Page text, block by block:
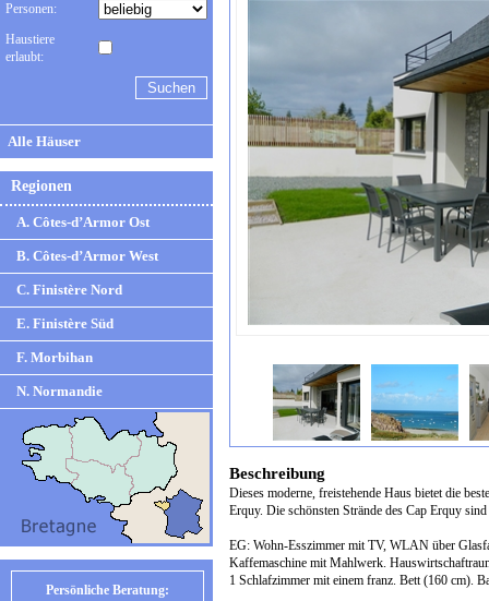
Personen:
Haustiere
erlaubt:
Alle Häuser
Regionen
A. Côtes-d’Armor Ost
B. Côtes-d’Armor West
C. Finistère Nord
E. Finistère Süd
F. Morbihan
N. Normandie
Persönliche Beratung:
Beschreibung
Dieses moderne, freistehende Haus bietet die
Erquy. Die schönsten Strände des Cap Erquy
EG: Wohn-Esszimmer mit TV, WLAN über
Kaffemaschine mit Mahlwerk.
1 Schlafzimmer mit einem franz. Bett (160 cm).